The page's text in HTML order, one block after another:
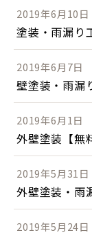
2019年6月10日
塗装・雨漏り
2019年6月7日
壁塗装・雨漏
2019年6月1日
外壁塗装【無
2019年5月31日
外壁塗装・雨
2019年5月24日